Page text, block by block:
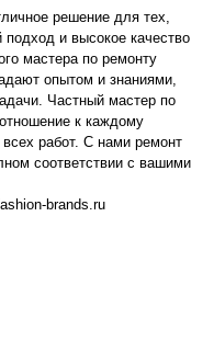
решение для тех,
и высокое качество
мастера по ремонту
опытом и знаниями,
Частный мастер по
к каждому
работ. С нами ремонт
соответствии с вашими
brands.ru